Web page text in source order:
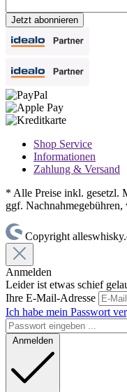
Jetzt abonnieren
Shop Service
Informationen
Zahlung & Versand
* Alle Preise inkl. gesetzl.
ggf. Nachnahmegebühren,
Copyright
Anmelden
Leider ist etwas schief
Ihre E-Mail-Adresse
Ich habe mein Passwort
Anmelden